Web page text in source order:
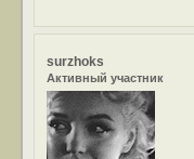
surzhoks
Активный участник